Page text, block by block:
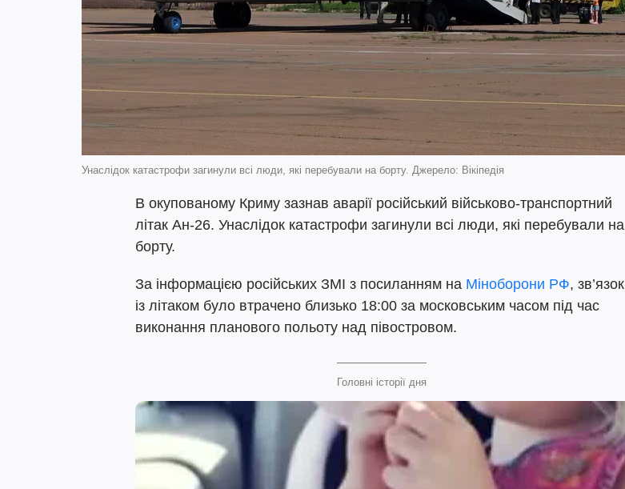
Унаслідок катастрофи загинули всі люди, які перебували на борту. Джерело: Вікіпедія
В окупованому Криму зазнав аварії російський військово-транспортний
літак Ан-26. Унаслідок катастрофи загинули всі люди, які перебували на
борту.
За інформацією російських ЗМІ з посиланням на Міноборони РФ, зв’язок
із літаком було втрачено близько 18:00 за московським часом під час
виконання планового польоту над півостровом.
Головні історії дня